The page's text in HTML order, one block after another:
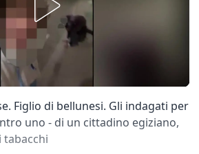
Figlio di bellunesi. Gli indagati per
uno - di un cittadino egiziano,